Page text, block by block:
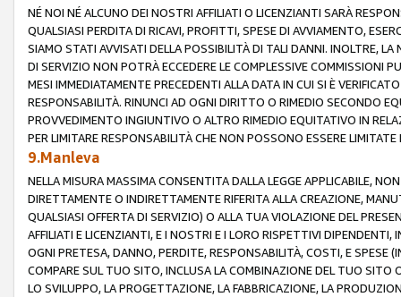
NÉ NOI NÉ ALCUNO DEI NOSTRI AFFILIATI O LICENZIANTI SARÀ
QUALSIASI PERDITA DI RICAVI, PROFITTI, SPESE DI AVVIAMENTO,
SIAMO STATI AVVISATI DELLA POSSIBILITÀ DI TALI DANNI. INOLTRE,
DI SERVIZIO NON POTRÀ ECCEDERE LE COMPLESSIVE COMMISSIONI
MESI IMMEDIATAMENTE PRECEDENTI ALLA DATA IN CUI SI È
RESPONSABILITÀ. RINUNCI AD OGNI DIRITTO O RIMEDIO SECONDO
PROVVEDIMENTO INGIUNTIVO O ALTRO RIMEDIO EQUITATIVO IN
PER LIMITARE RESPONSABILITÀ CHE NON POSSONO ESSERE LIMITATE
9.Manleva
NELLA MISURA MASSIMA CONSENTITA DALLA LEGGE APPLICABILE,
DIRETTAMENTE O INDIRETTAMENTE RIFERITA ALLA CREAZIONE,
QUALSIASI OFFERTA DI SERVIZIO) O ALLA TUA VIOLAZIONE DEL
AFFILIATI E LICENZIANTI, E I NOSTRI E I LORO RISPETTIVI
OGNI PRETESA, DANNO, PERDITE, RESPONSABILITÀ, COSTI, E SPESE
COMPARE SUL TUO SITO, INCLUSA LA COMBINAZIONE DEL TUO SITO
LO SVILUPPO, LA PROGETTAZIONE, LA FABBRICAZIONE, LA